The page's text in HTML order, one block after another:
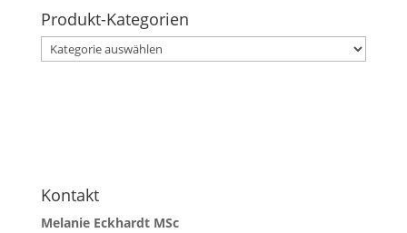
Produkt-Kategorien
Kontakt
Melanie Eckhardt MSc